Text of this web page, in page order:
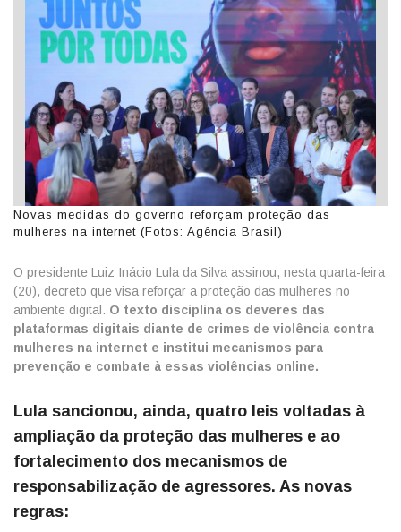
Novas medidas do governo reforçam proteção das
mulheres na internet (Fotos: Agência Brasil)
O presidente Luiz Inácio Lula da Silva assinou, nesta quarta-feira
(20), decreto que visa reforçar a proteção das mulheres no
ambiente digital. O texto disciplina os deveres das
plataformas digitais diante de crimes de violência contra
mulheres na internet e institui mecanismos para
prevenção e combate à essas violências online.
Lula sancionou, ainda, quatro leis voltadas à
ampliação da proteção das mulheres e ao
fortalecimento dos mecanismos de
responsabilização de agressores. As novas
regras: